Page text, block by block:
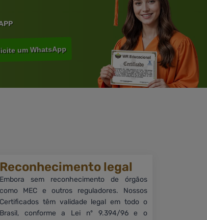
um WhatsApp
Reconhecimento legal
Embora sem reconhecimento de órgãos
como MEC e outros reguladores. Nossos
Certificados têm validade legal em todo o
Brasil, conforme a Lei nº 9.394/96 e o